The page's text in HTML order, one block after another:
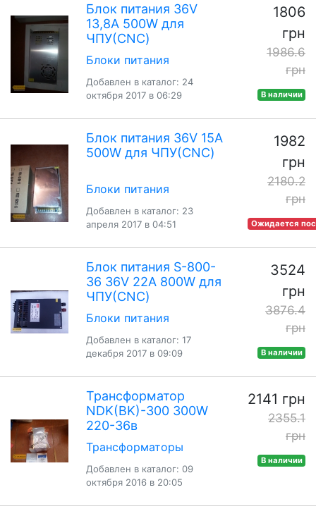
Блок питания 36V
13,8A 500W для
ЧПУ(CNC)
Блоки питания
Добавлен в каталог: 24
октября 2017 в 06:29
1806
грн
1986.6
грн
В наличии
Блок питания 36V 15A
500W для ЧПУ(CNC)
Блоки питания
Добавлен в каталог: 23
апреля 2017 в 04:51
1982
грн
2180.2
грн
Ожидается
Блок питания S-800-
36 36V 22A 800W для
ЧПУ(CNC)
Блоки питания
Добавлен в каталог: 17
декабря 2017 в 09:09
3524
грн
3876.4
грн
В наличии
Трансформатор
NDK(BK)-300 300W
220-36в
Трансформаторы
Добавлен в каталог: 09
октября 2016 в 20:05
2141 грн
2355.1
грн
В наличии